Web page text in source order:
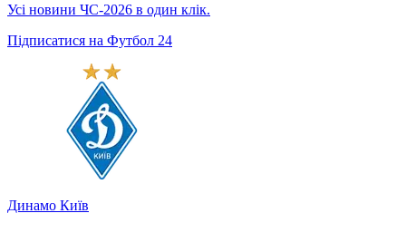
Усі новини ЧС-2026 в один клік.
Підписатися на Футбол 24
Динамо Київ